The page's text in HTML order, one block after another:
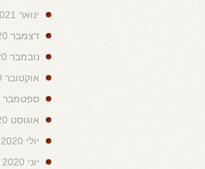
ינואר 2021
דצמבר 2020
נובמבר 2020
אוקטובר 2020
ספטמבר 2020
אוגוסט 2020
יולי 2020
יוני 2020